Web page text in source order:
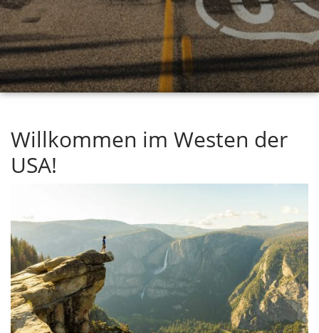
Willkommen im Westen der
USA!